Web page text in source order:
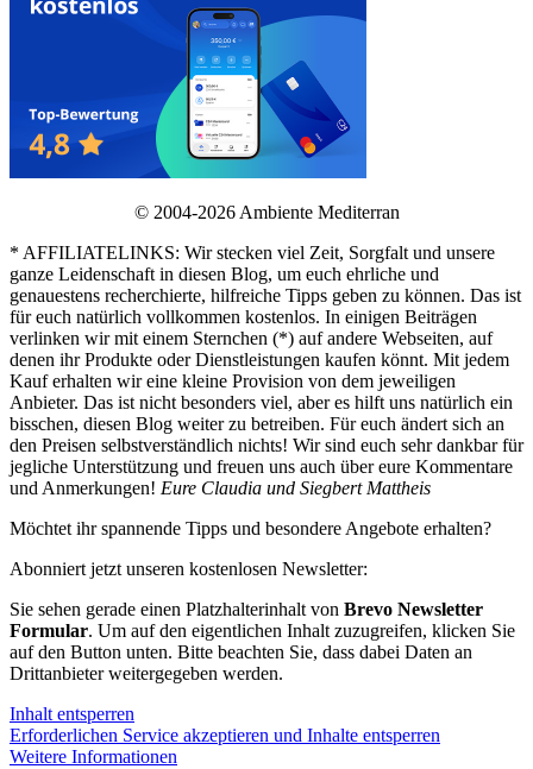
© 2004-2026 Ambiente Mediterran
* AFFILIATELINKS: Wir stecken viel Zeit, Sorgfalt und unsere
ganze Leidenschaft in diesen Blog, um euch ehrliche und
genauestens recherchierte, hilfreiche Tipps geben zu können. Das ist
für euch natürlich vollkommen kostenlos. In einigen Beiträgen
verlinken wir mit einem Sternchen (*) auf andere Webseiten, auf
denen ihr Produkte oder Dienstleistungen kaufen könnt. Mit jedem
Kauf erhalten wir eine kleine Provision von dem jeweiligen
Anbieter. Das ist nicht besonders viel, aber es hilft uns natürlich ein
bisschen, diesen Blog weiter zu betreiben. Für euch ändert sich an
den Preisen selbstverständlich nichts! Wir sind euch sehr dankbar für
jegliche Unterstützung und freuen uns auch über eure Kommentare
und Anmerkungen! Eure Claudia und Siegbert Mattheis
Möchtet ihr spannende Tipps und besondere Angebote erhalten?
Abonniert jetzt unseren kostenlosen Newsletter:
Sie sehen gerade einen Platzhalterinhalt von Brevo Newsletter
Formular. Um auf den eigentlichen Inhalt zuzugreifen, klicken Sie
auf den Button unten. Bitte beachten Sie, dass dabei Daten an
Drittanbieter weitergegeben werden.
Inhalt entsperren
Erforderlichen Service akzeptieren und Inhalte entsperren
Weitere Informationen